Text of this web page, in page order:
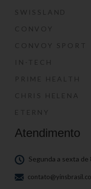
SWISSLAND
CONVOY
CONVOY SPORT
IN-TECH
PRIME HEALTH
CHRIS HELENA
ETERNY
Atendimento
Segunda a sexta de